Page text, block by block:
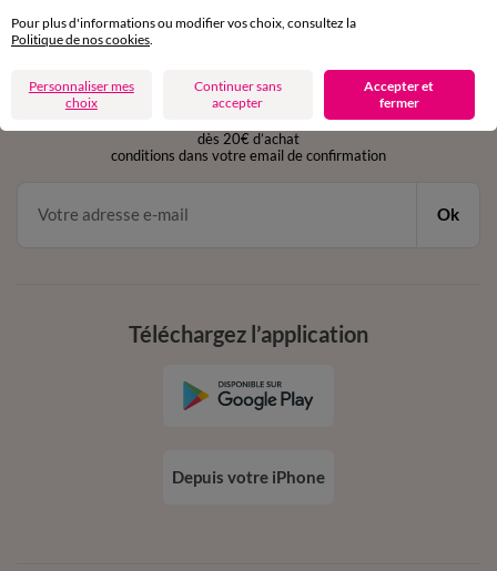
en vous inscrivant à la newsletter
dès 20€ d’achat
conditions dans votre email de confirmation
Ok
Téléchargez l’application
Depuis votre iPhone
Pour plus d'informations ou modifier vos choix, consultez la
Politique de nos cookies
Personnaliser mes
choix
Continuer sans
accepter
Accepter et
fermer